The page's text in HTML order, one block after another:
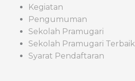
Kegiatan
Pengumuman
Sekolah Pramugari
Sekolah Pramugari Terbaik
Syarat Pendaftaran